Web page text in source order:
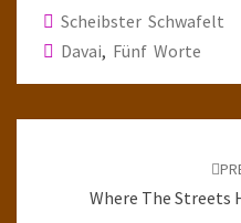
Scheibster Schwafelt
Davai, Fünf Worte
Where The Streets